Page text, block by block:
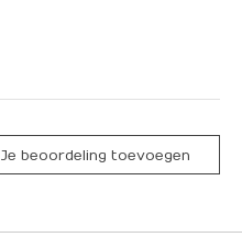
Je beoordeling toevoegen